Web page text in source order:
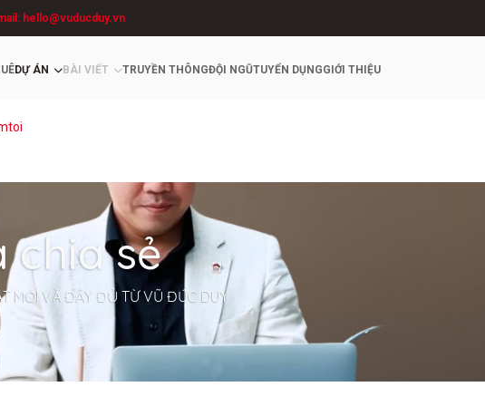
hello@vuducduy.vn
DỰ ÁN BÀI VIẾT TRUYỀN THÔNGĐỘI NGŨTUYỂN DỤNGGIỚI THIỆU
chia sẻ
MỚI VÀ ĐẦY ĐỦ TỪ VŨ ĐỨC DUY